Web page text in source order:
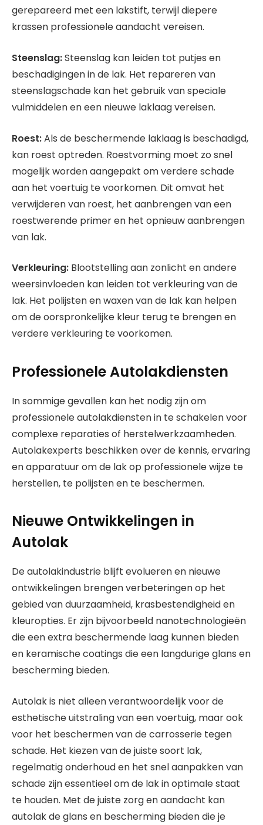
gerepareerd met een lakstift, terwijl diepere
krassen professionele aandacht vereisen.
Steenslag:Steenslag kan leiden tot putjes en
beschadigingen in de lak. Het repareren van
steenslagschade kan het gebruik van speciale
vulmiddelen en een nieuwe laklaag vereisen.
Roest:Als de beschermende laklaag is beschadigd,
kan roest optreden. Roestvorming moet zo snel
mogelijk worden aangepakt om verdere schade
aan het voertuig te voorkomen. Dit omvat het
verwijderen van roest, het aanbrengen van een
roestwerende primer en het opnieuw aanbrengen
van lak.
Verkleuring: Blootstelling aan zonlicht en andere
weersinvloeden kan leiden tot verkleuring van de
lak. Het polijsten en waxen van de lak kan helpen
om de oorspronkelijke kleur terug te brengen en
verdere verkleuring te voorkomen.
Professionele Autolakdiensten
In sommige gevallen kan het nodig zijn om
professionele autolakdiensten in te schakelen voor
complexe reparaties of herstelwerkzaamheden.
Autolakexperts beschikken over de kennis, ervaring
en apparatuur om de lak op professionele wijze te
herstellen, te polijsten en te beschermen.
Nieuwe Ontwikkelingen in
Autolak
De autolakindustrie blijft evolueren en nieuwe
ontwikkelingen brengen verbeteringen op het
gebied van duurzaamheid, krasbestendigheid en
kleuropties. Er zijn bijvoorbeeld nanotechnologieën
die een extra beschermende laag kunnen bieden
en keramische coatings die een langdurige glans en
bescherming bieden.
Autolak is niet alleen verantwoordelijk voor de
esthetische uitstraling van een voertuig, maar ook
voor het beschermen van de carrosserie tegen
schade. Het kiezen van de juiste soort lak,
regelmatig onderhoud en het snel aanpakken van
schade zijn essentieel om de lak in optimale staat
te houden. Met de juiste zorg en aandacht kan
autolak de glans en bescherming bieden die je